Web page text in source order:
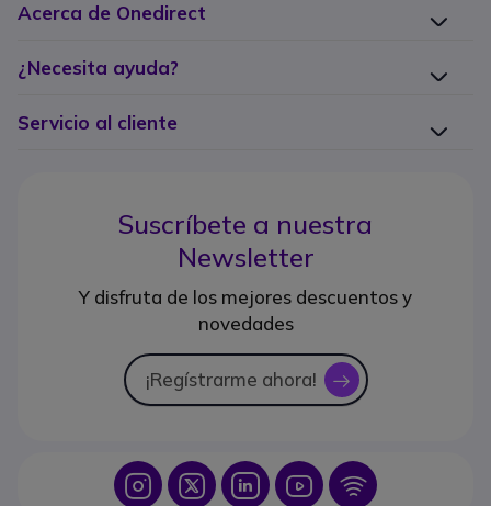
Acerca de Onedirect
¿Necesita ayuda?
Servicio al cliente
Suscríbete a nuestra
Newsletter
Y disfruta de los mejores descuentos y
novedades
¡Regístrarme ahora! icon
Icon IconIcon Icon Icon